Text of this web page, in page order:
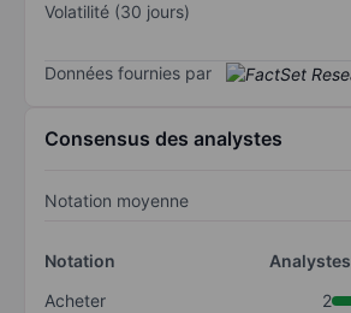
Volatilité (30 jours)
Données fournies par
Consensus des analystes
Notation moyenne
Notation
Analystes
Acheter
2